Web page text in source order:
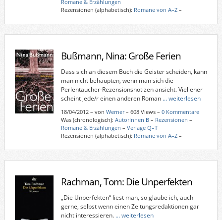
Romane & Erzählungen
Rezensionen (alphabetisch): Romane von A–Z–
Bußmann, Nina: Große Ferien
Dass sich an diesem Buch die Geister scheiden, kann
man nicht behaupten, wenn man sich die
Perlentaucher-Rezensionsnotizen ansieht. Viel eher
scheint jede/r einen anderen Roman … weiterlesen
18/04/2012– von Werner– 608 Views – 0 Kommentare
Was (chronologisch): AutorInnen B– Rezensionen –
Romane & Erzählungen – Verlage Q–T
Rezensionen (alphabetisch): Romane von A–Z–
Rachman, Tom: Die Unperfekten
„Die Unperfekten“ liest man, so glaube ich, auch
gerne, selbst wenn einen Zeitungsredaktionen gar
nicht interessieren. … weiterlesen